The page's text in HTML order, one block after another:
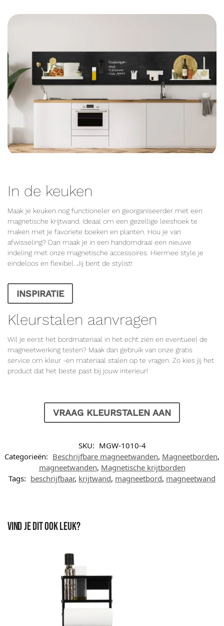
In de keuken
Maak je keuken nog functioneler en georganiseerder met een
magnetische krijtwand. Ideaal om een gezellige leeshoek te
maken met je favoriete boeken en planten. Hou je van
afwisseling? Dan maak je in een handomdraai een nieuwe
indeling met onze magnetische accessoires. Hiermee style je
eindeloos en flexibel. Jij bent de stylist!
INSPIRATIE
Kleurstalen aanvragen
Wil je eerst het bordmateriaal in het echt zien en eventueel de
magneetwerking testen? Maak dan gebruik van onze gratis
service om kleur -en materiaal stalen op te vragen. Zo kies jij het
product dat het beste past bij jouw interieur!
VRAAG KLEURSTALEN AAN
SKU: MGW-1010-4
Categorieën: Beschrijfbare magneetwanden, Magneetborden,
magneetwanden, Magnetische krijtborden
Tags: beschrijfbaar, krijtwand, magneetbord, magneetwand
Vind je dit ook leuk?